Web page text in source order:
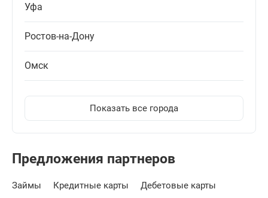
Уфа
Ростов-на-Дону
Омск
Показать все города
Предложения партнеров
Займы Кредитные карты Дебетовые карты